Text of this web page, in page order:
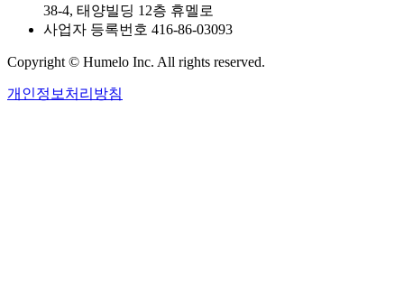
38-4, 태양빌딩 12층 휴멜로
사업자 등록번호 416-86-03093
Copyright © Humelo Inc. All rights reserved.
개인정보처리방침